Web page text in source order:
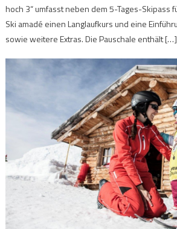
hoch 3“ umfasst neben dem 5-Tages-Skipass
Ski amadé einen Langlaufkurs und eine
sowie weitere Extras. Die Pauschale enthält […]